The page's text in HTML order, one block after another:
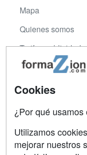
Mapa
Quienes somos
Tarifas publicidad
Acceso Usuarios
Acceso Centros
Contactar
Confidencialidad
Cookies
¿Por qué usamos
Utilizamos
mejorar nuestros